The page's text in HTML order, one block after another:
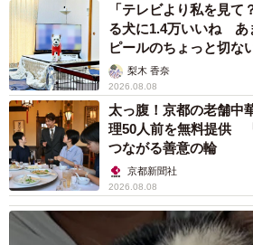
「テレビより私を見
る犬に1.4万いいね あ
ピールのちょっと切な
梨木 香奈
2026.08.08
太っ腹！京都の老舗中
理50人前を無料提供
つながる善意の輪
京都新聞社
2026.08.08